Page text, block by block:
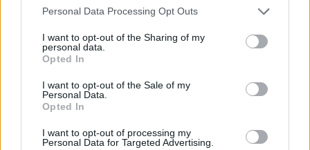
Personal Data Processing Opt Outs
I want to opt-out of the Sharing of my
personal data.
Opted In
I want to opt-out of the Sale of my
Personal Data.
Opted In
I want to opt-out of processing my
Personal Data for Targeted Advertising.
Esim for Global
Esim for USA|Esim for Italy| Esim for Spain|Esim